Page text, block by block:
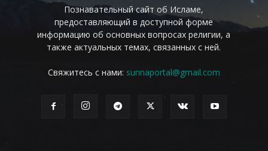
Познавательный сайт об Исламе,
предоставляющий в доступной форме
информацию об основных вопросах религии, а
также актуальных темах, связанных с ней.
Свяжитесь с нами: sunnaportal@gmail.com